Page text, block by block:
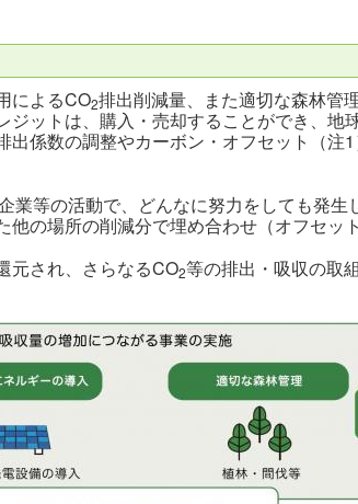
によるCO2排出削減量、また適切な森林管
ットは、購入・売却することができ、地
係数の調整やカーボン・オフセット（注
業等の活動で、どんなに努力をしても発生
の場所の削減分で埋め合わせ（オフセッ
元され、さらなるCO2等の排出・吸収の取